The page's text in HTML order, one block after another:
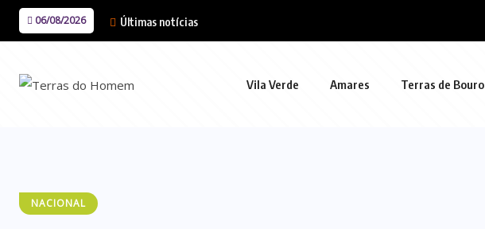
06/08/2026 Últimas notícias
Vila Verde Amares Terras de Bouro
NACIONAL